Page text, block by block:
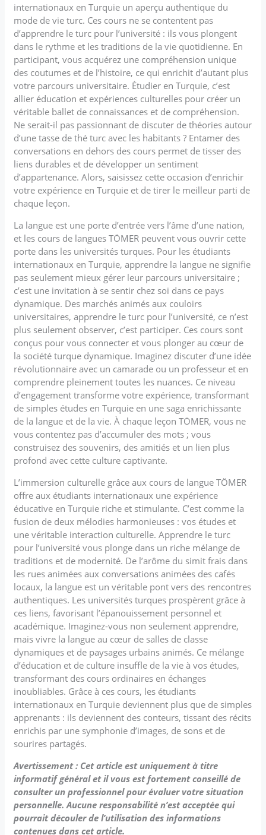
internationaux en Turquie un aperçu authentique du
mode de vie turc. Ces cours ne se contentent pas
d’apprendre le turc pour l’université : ils vous plongent
dans le rythme et les traditions de la vie quotidienne. En
participant, vous acquérez une compréhension unique
des coutumes et de l’histoire, ce qui enrichit d’autant plus
votre parcours universitaire. Étudier en Turquie, c’est
allier éducation et expériences culturelles pour créer un
véritable ballet de connaissances et de compréhension.
Ne serait-il pas passionnant de discuter de théories autour
d’une tasse de thé turc avec les habitants ? Entamer des
conversations en dehors des cours permet de tisser des
liens durables et de développer un sentiment
d’appartenance. Alors, saisissez cette occasion d’enrichir
votre expérience en Turquie et de tirer le meilleur parti de
chaque leçon.
La langue est une porte d’entrée vers l’âme d’une nation,
et les cours de langues TÖMER peuvent vous ouvrir cette
porte dans les universités turques. Pour les étudiants
internationaux en Turquie, apprendre la langue ne signifie
pas seulement mieux gérer leur parcours universitaire ;
c’est une invitation à se sentir chez soi dans ce pays
dynamique. Des marchés animés aux couloirs
universitaires, apprendre le turc pour l’université, ce n’est
plus seulement observer, c’est participer. Ces cours sont
conçus pour vous connecter et vous plonger au cœur de
la société turque dynamique. Imaginez discuter d’une idée
révolutionnaire avec un camarade ou un professeur et en
comprendre pleinement toutes les nuances. Ce niveau
d’engagement transforme votre expérience, transformant
de simples études en Turquie en une saga enrichissante
de la langue et de la vie. À chaque leçon TÖMER, vous ne
vous contentez pas d’accumuler des mots ; vous
construisez des souvenirs, des amitiés et un lien plus
profond avec cette culture captivante.
L’immersion culturelle grâce aux cours de langue TÖMER
offre aux étudiants internationaux une expérience
éducative en Turquie riche et stimulante. C’est comme la
fusion de deux mélodies harmonieuses : vos études et
une véritable interaction culturelle. Apprendre le turc
pour l’université vous plonge dans un riche mélange de
traditions et de modernité. De l’arôme du simit frais dans
les rues animées aux conversations animées des cafés
locaux, la langue est un véritable pont vers des rencontres
authentiques. Les universités turques prospèrent grâce à
ces liens, favorisant l’épanouissement personnel et
académique. Imaginez-vous non seulement apprendre,
mais vivre la langue au cœur de salles de classe
dynamiques et de paysages urbains animés. Ce mélange
d’éducation et de culture insuffle de la vie à vos études,
transformant des cours ordinaires en échanges
inoubliables. Grâce à ces cours, les étudiants
internationaux en Turquie deviennent plus que de simples
apprenants : ils deviennent des conteurs, tissant des récits
enrichis par une symphonie d’images, de sons et de
sourires partagés.
Avertissement : Cet article est uniquement à titre
informatif général et il vous est fortement conseillé de
consulter un professionnel pour évaluer votre situation
personnelle. Aucune responsabilité n’est acceptée qui
pourrait découler de l’utilisation des informations
contenues dans cet article.